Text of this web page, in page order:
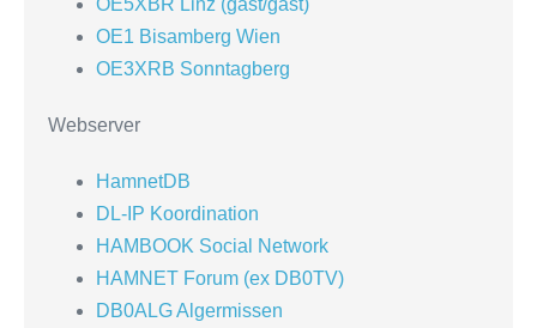
OE5XBR Linz (gast/gast)
OE1 Bisamberg Wien
OE3XRB Sonntagberg
Webserver
HamnetDB
DL-IP Koordination
HAMBOOK Social Network
HAMNET Forum (ex DB0TV)
DB0ALG Algermissen